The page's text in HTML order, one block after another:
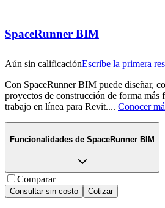
SpaceRunner BIM
Aún sin calificaciónEscribe la primera
Con SpaceRunner BIM puede diseñar,
proyectos de construcción de forma más
trabajo en línea para Revit.... Conocer
Funcionalidades de SpaceRunner BIM
Comparar
Consultar sin costo Cotizar